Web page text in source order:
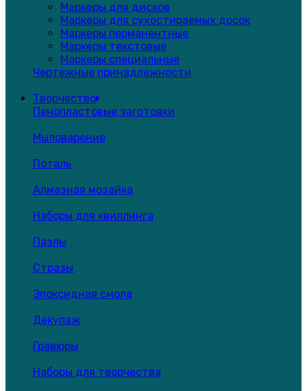
Маркеры для дисков
Маркеры для сухостираемых досок
Маркеры перманентные
Маркеры текстовые
Маркеры специальные
Чертежные принадлежности
Творчество
Пенопластовые заготовки
Мыловарение
Поталь
Алмазная мозайка
Наборы для квиллинга
Пазлы
Стразы
Эпоксидная смола
Декупаж
Гравюры
Наборы для творчества